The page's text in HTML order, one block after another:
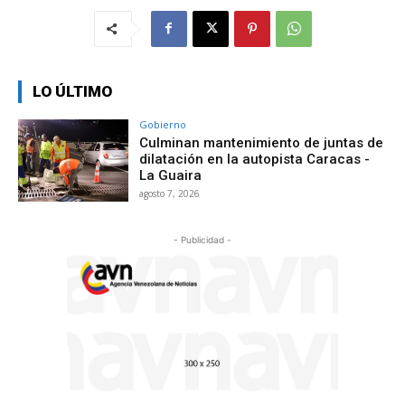
LO ÚLTIMO
Gobierno
Culminan mantenimiento de juntas de
dilatación en la autopista Caracas -
La Guaira
agosto 7, 2026
- Publicidad -